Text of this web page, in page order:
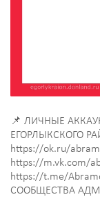
📌 ЛИЧНЫЕ
ЕГОРЛЫКСКОГО
https://ok.ru/
https://m.vk.com/
https://t.me/
СООБЩЕСТВА